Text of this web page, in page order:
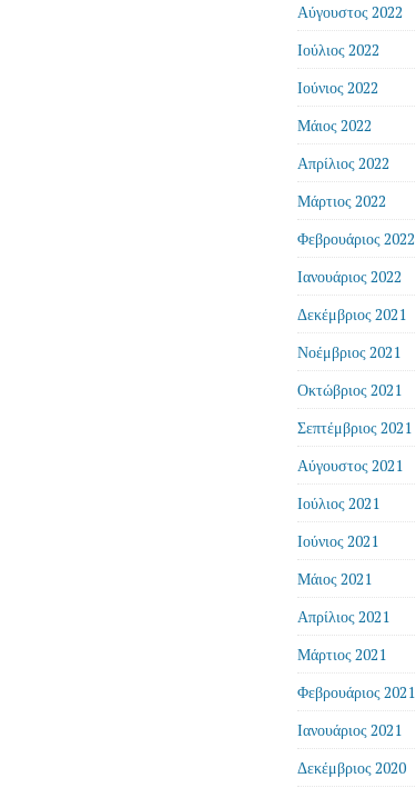
Αύγουστος 2022
Ιούλιος 2022
Ιούνιος 2022
Μάιος 2022
Απρίλιος 2022
Μάρτιος 2022
Φεβρουάριος 2022
Ιανουάριος 2022
Δεκέμβριος 2021
Νοέμβριος 2021
Οκτώβριος 2021
Σεπτέμβριος 2021
Αύγουστος 2021
Ιούλιος 2021
Ιούνιος 2021
Μάιος 2021
Απρίλιος 2021
Μάρτιος 2021
Φεβρουάριος 2021
Ιανουάριος 2021
Δεκέμβριος 2020